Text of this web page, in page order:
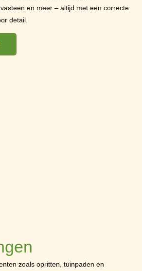
en meer – altijd met een correcte
detail.
zoals opritten, tuinpaden en